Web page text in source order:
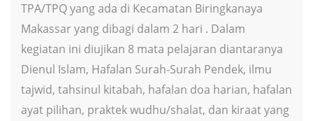
TPA/TPQ yang ada di Kecamatan Biringkanaya
Makassar yang dibagi dalam 2 hari . Dalam
kegiatan ini diujikan 8 mata pelajaran diantaranya
Dienul Islam, Hafalan Surah-Surah Pendek, ilmu
tajwid, tahsinul kitabah, hafalan doa harian, hafalan
ayat pilihan, praktek wudhu/shalat, dan kiraat yang